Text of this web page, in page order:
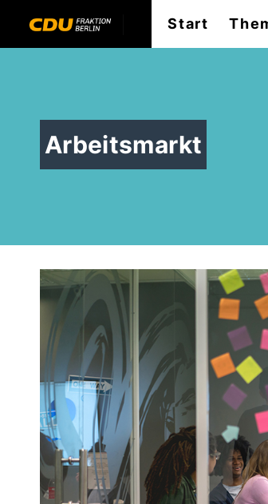
Start
Arbeitsmarkt